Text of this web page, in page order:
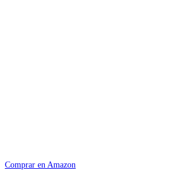
Comprar en Amazon